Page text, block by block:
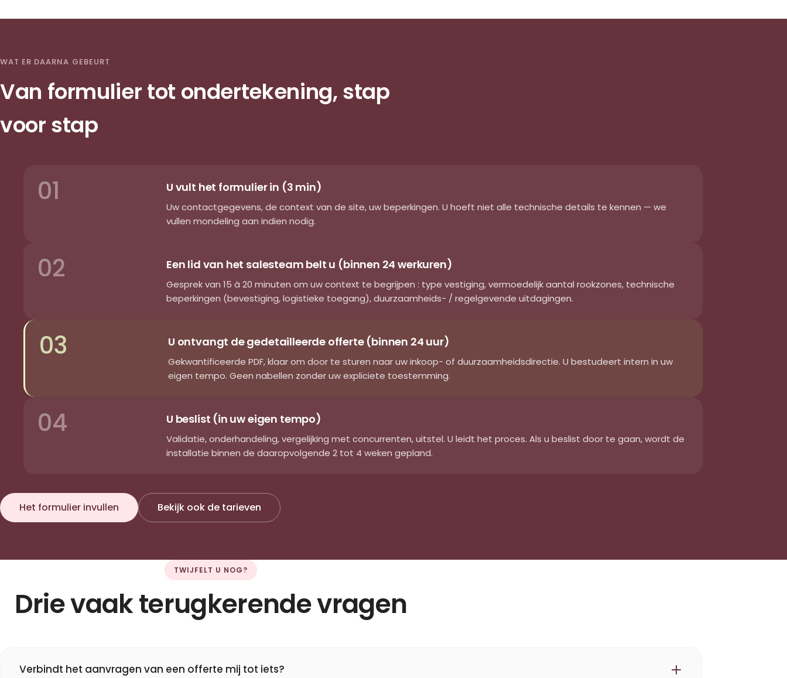
WAT ER DAARNA GEBEURT
Van formulier tot ondertekening, stap
voor stap
01 U vult het formulier in (3 min)
Uw contactgegevens, de context van de site, uw beperkingen. U hoeft niet alle technische details te kennen — we
vullen mondeling aan indien nodig.
02 Een lid van het salesteam belt u (binnen 24 werkuren)
Gesprek van 15 à 20 minuten om uw context te begrijpen : type vestiging, vermoedelijk aantal rookzones, technische
beperkingen (bevestiging, logistieke toegang), duurzaamheids- / regelgevende uitdagingen.
03 U ontvangt de gedetailleerde offerte (binnen 24 uur)
Gekwantificeerde PDF, klaar om door te sturen naar uw inkoop- of duurzaamheidsdirectie. U bestudeert intern in uw
eigen tempo. Geen nabellen zonder uw expliciete toestemming.
04 U beslist (in uw eigen tempo)
Validatie, onderhandeling, vergelijking met concurrenten, uitstel. U leidt het proces. Als u beslist door te gaan, wordt de
installatie binnen de daaropvolgende 2 tot 4 weken gepland.
Het formulier invullen Bekijk ook de tarieven
TWIJFELT U NOG?
Drie vaak terugkerende vragen
Verbindt het aanvragen van een offerte mij tot iets?